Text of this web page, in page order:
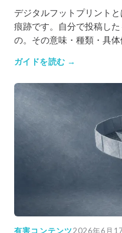
デジタルフットプリント
痕跡です。自分で投稿し
の。その意味・種類・具体
ガイドを読む →
有害コンテンツ2026年6月